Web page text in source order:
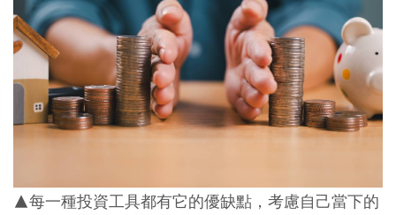
▲每一種投資工具都有它的優缺點，考慮自己當下的